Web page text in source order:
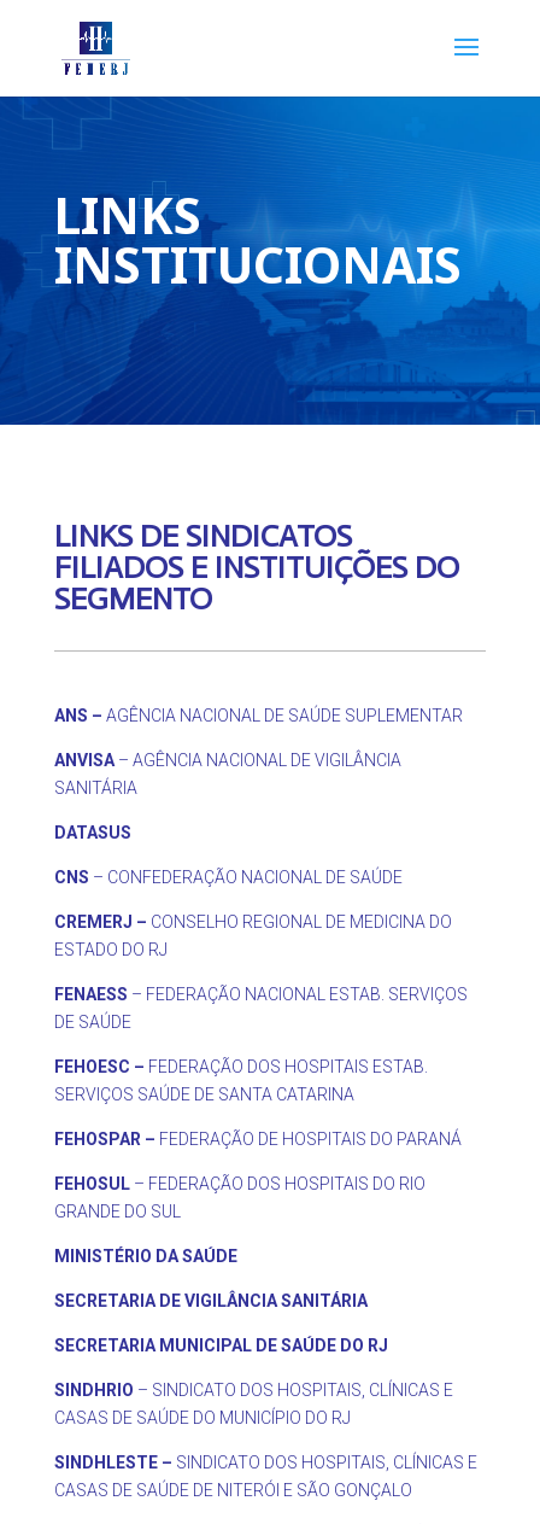
LINKS
INSTITUCIONAIS
LINKS DE SINDICATOS
FILIADOS E INSTITUIÇÕES DO
SEGMENTO
ANS – AGÊNCIA NACIONAL DE SAÚDE SUPLEMENTAR
ANVISA– AGÊNCIA NACIONAL DE VIGILÂNCIA
SANITÁRIA
DATASUS
CNS – CONFEDERAÇÃO NACIONAL DE SAÚDE
CREMERJ – CONSELHO REGIONAL DE MEDICINA DO
ESTADO DO RJ
FENAESS – FEDERAÇÃO NACIONAL ESTAB. SERVIÇOS
DE SAÚDE
FEHOESC – FEDERAÇÃO DOS HOSPITAIS ESTAB.
SERVIÇOS SAÚDE DE SANTA CATARINA
FEHOSPAR – FEDERAÇÃO DE HOSPITAIS DO PARANÁ
FEHOSUL– FEDERAÇÃO DOS HOSPITAIS DO RIO
GRANDE DO SUL
MINISTÉRIO DA SAÚDE
SECRETARIA DE VIGILÂNCIA SANITÁRIA
SECRETARIA MUNICIPAL DE SAÚDE DO RJ
SINDHRIO – SINDICATO DOS HOSPITAIS, CLÍNICAS E
CASAS DE SAÚDE DO MUNICÍPIO DO RJ
SINDHLESTE – SINDICATO DOS HOSPITAIS, CLÍNICAS E
CASAS DE SAÚDE DE NITERÓI E SÃO GONÇALO